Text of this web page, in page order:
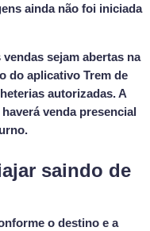
ainda não foi iniciada
sejam abertas na
do aplicativo Trem de
autorizadas. A
venda presencial
saindo de
o destino e a